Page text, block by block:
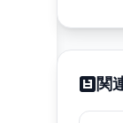
関